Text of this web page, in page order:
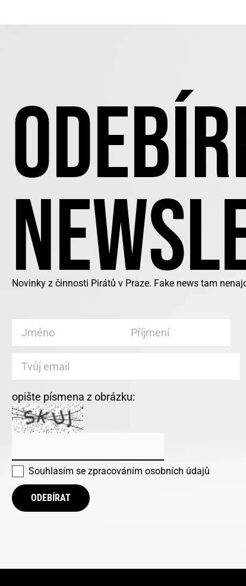
Novinky z činnosti Pirátů v Praze. Fake news tam
opište písmena z obrázku:
Souhlasím se zpracováním osobních údajů
ODEBÍRAT